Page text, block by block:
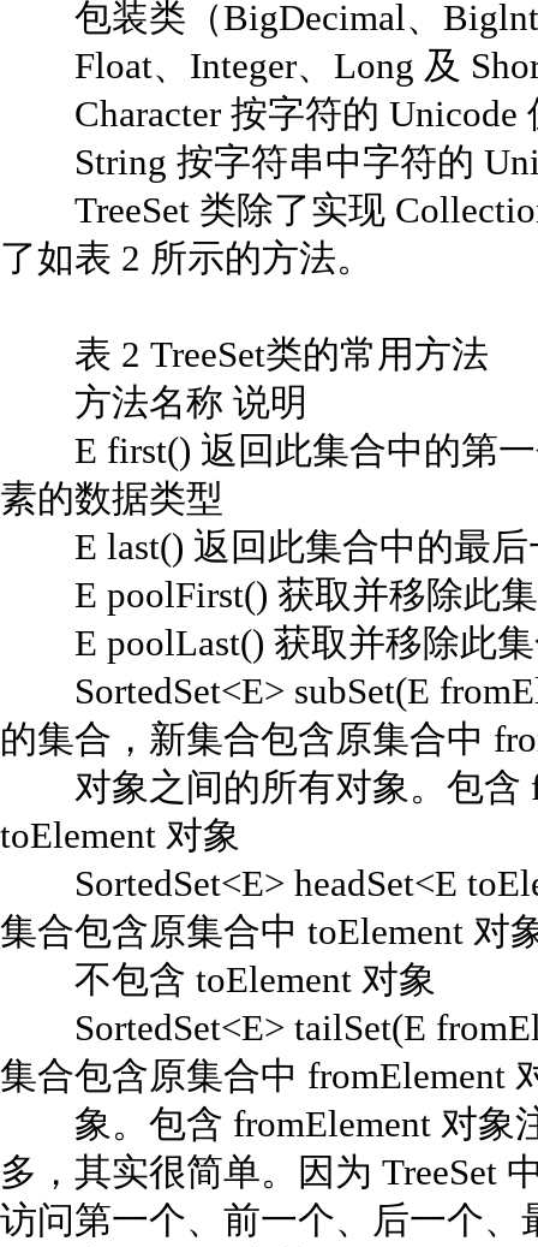
包装类（BigDecimal、
Float、Integer、Long 及
Character 按字符的 Unicode
String 按字符串中字符的
TreeSet 类除了实现
了如表 2 所示的方法。
表 2 TreeSet类的常用方法
方法名称 说明
E first() 返回此集合中的第一
素的数据类型
E last() 返回此集合中的最后
E poolFirst() 获取并移除此集
E poolLast() 获取并移除此集
SortedSet<E> subSet(E
的集合，新集合包含原集合中
对象之间的所有对象。包含
toElement 对象
SortedSet<E> headSet<E
集合包含原集合中 toElement 对
不包含 toElement 对象
SortedSet<E> tailSet(E
集合包含原集合中 fromElement
象。包含 fromElement 对象
多，其实很简单。因为 TreeSet
访问第一个、前一个、后一个